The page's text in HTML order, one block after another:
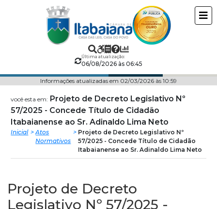
Câmara
Municipal
Itabaiana
Última atualização:
06/08/2026 às 06:45
Informações atualizadas em 02/03/2026 às 10:59
você esta em: Projeto de Decreto Legislativo Nº
57/2025 - Concede Título de Cidadão
Itabaianense ao Sr. Adinaldo Lima Neto
Inicial
Atos
Normativos
Projeto de Decreto Legislativo Nº
57/2025 - Concede Título de Cidadão
Itabaianense ao Sr. Adinaldo Lima Neto
Projeto de Decreto
Legislativo Nº 57/2025 -